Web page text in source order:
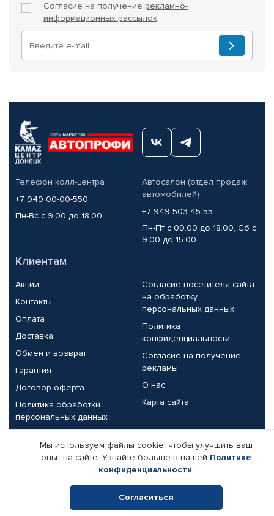
Согласие на получение рекламно-
информационных рассылок
Телефон колл-центра
+7 949 00-00-550
Пн-Вс с 9.00 до 18.00
Автосалон (отдел продаж
автомобилей)
+7 949 503-45-55
Пн-Пт с 09.00 до 18.00, Сб с
9.00 до 15.00
Клиентам
Акции
Контакты
Оплата
Доставка
Обмен и возврат
Гарантия
Договор-оферта
Политика обработки
персональных данных
Согласие посетителя сайта
на обработку
персональных данных
Политика
конфиденциальности
Согласие на получение
рекламы
О нас
Карта сайта
Партнерам
Корпоративным клиентам
Поставщикам
Реквизиты компании
Мы используем файлы cookie, чтобы улучшить ваш
опыт на сайте. Узнайте больше в нашей Политике
конфиденциальности.
Согласиться